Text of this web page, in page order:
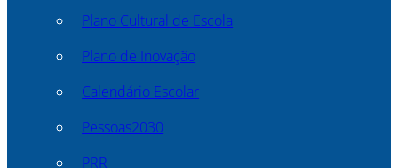
Plano Cultural de Escola
Plano de Inovação
Calendário Escolar
Pessoas2030
PRR